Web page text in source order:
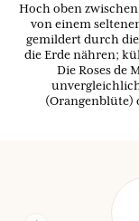
Hoch oben
von einem
gemildert durch
die Erde nähren;
Die Roses de